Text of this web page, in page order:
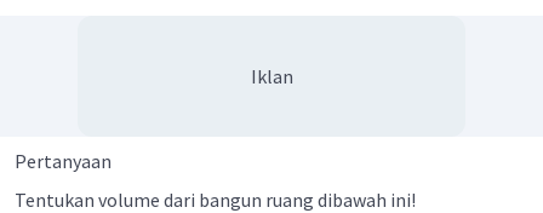
Iklan
Pertanyaan
Tentukan volume dari bangun ruang dibawah ini!